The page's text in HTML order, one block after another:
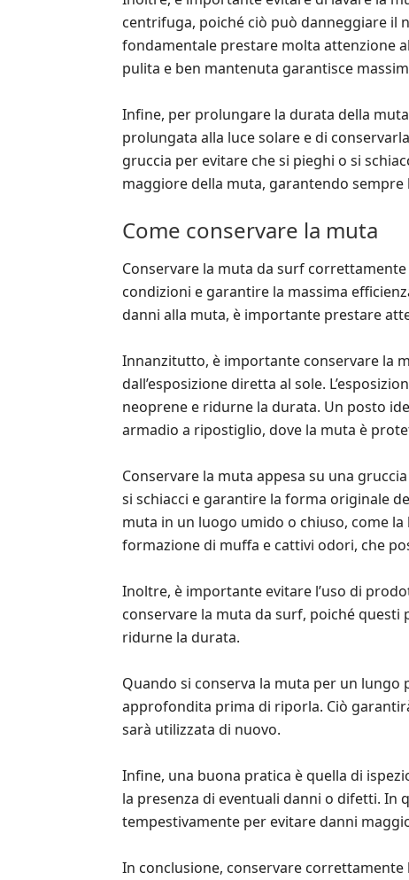
centrifuga, poiché ciò può danneggiare il
fondamentale prestare molta attenzione
pulita e ben mantenuta garantisce
Infine, per prolungare la durata della
prolungata alla luce solare e di
gruccia per evitare che si pieghi o si
maggiore della muta, garantendo
Come conservare la muta
Conservare la muta da surf
condizioni e garantire la massima
danni alla muta, è importante prestare
Innanzitutto, è importante conservare la
dall’esposizione diretta al sole.
neoprene e ridurne la durata. Un posto
armadio a ripostiglio, dove la muta è
Conservare la muta appesa su una
si schiacci e garantire la forma originale
muta in un luogo umido o chiuso, come
formazione di muffa e cattivi odori, che
Inoltre, è importante evitare l’uso di
conservare la muta da surf, poiché
ridurne la durata.
Quando si conserva la muta per un
approfondita prima di riporla. Ciò
sarà utilizzata di nuovo.
Infine, una buona pratica è quella di
la presenza di eventuali danni o difetti. In
tempestivamente per evitare danni
In conclusione, conservare